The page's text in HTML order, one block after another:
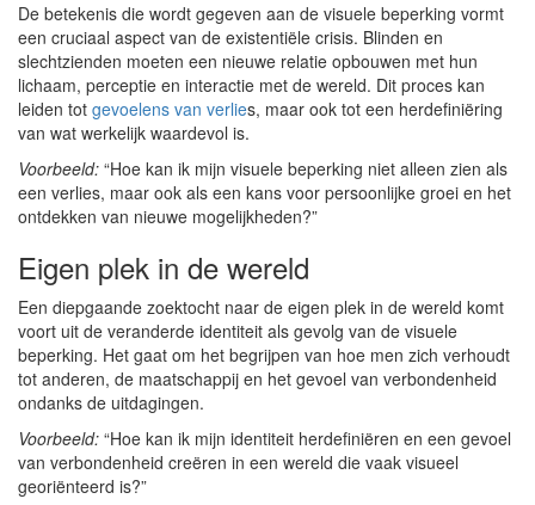
De betekenis die wordt gegeven aan de visuele beperking vormt
een cruciaal aspect van de existentiële crisis. Blinden en
slechtzienden moeten een nieuwe relatie opbouwen met hun
lichaam, perceptie en interactie met de wereld. Dit proces kan
leiden tot gevoelens van verlies, maar ook tot een herdefiniëring
van wat werkelijk waardevol is.
Voorbeeld: “Hoe kan ik mijn visuele beperking niet alleen zien als
een verlies, maar ook als een kans voor persoonlijke groei en het
ontdekken van nieuwe mogelijkheden?”
Eigen plek in de wereld
Een diepgaande zoektocht naar de eigen plek in de wereld komt
voort uit de veranderde identiteit als gevolg van de visuele
beperking. Het gaat om het begrijpen van hoe men zich verhoudt
tot anderen, de maatschappij en het gevoel van verbondenheid
ondanks de uitdagingen.
Voorbeeld: “Hoe kan ik mijn identiteit herdefiniëren en een gevoel
van verbondenheid creëren in een wereld die vaak visueel
georiënteerd is?”